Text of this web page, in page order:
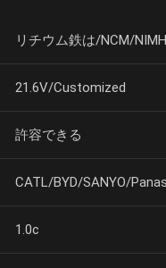
リチウム鉄は/NCM/
21.6V/Customized
許容できる
CATL/BYD/SANYO/
1.0c